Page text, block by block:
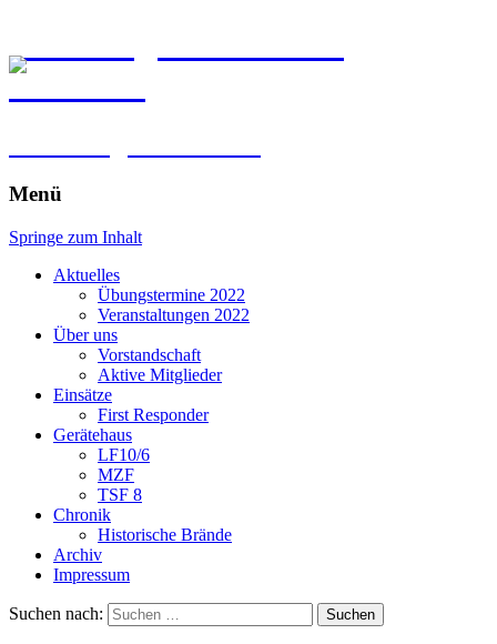
Kirchberg
Menü
Springe zum Inhalt
Aktuelles
Übungstermine 2022
Veranstaltungen 2022
Über uns
Vorstandschaft
Aktive Mitglieder
Einsätze
First Responder
Gerätehaus
LF10/6
MZF
TSF 8
Chronik
Historische Brände
Archiv
Impressum
Suchen nach: